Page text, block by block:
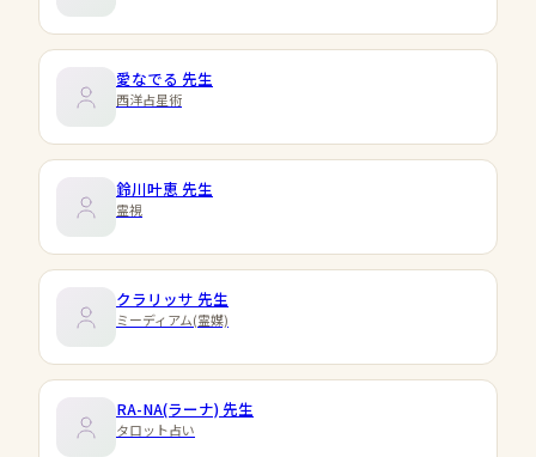
愛なでる 先生
西洋占星術
鈴川叶恵 先生
霊視
クラリッサ 先生
ミーディアム(霊媒)
RA-NA(ラーナ)先生
タロット占い